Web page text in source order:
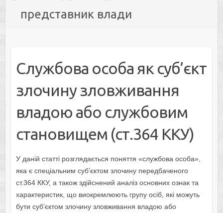
представник влади
Службова особа як суб’єкт
злочину зловживання
владою або службовим
становищем (ст.364 ККУ)
У даній статті розглядається поняття «службова особа»,
яка є спеціальним суб’єктом злочину передбаченого
ст.364 ККУ, а також здійснений аналіз основних ознак та
характеристик, що виокремлюють групу осіб, які можуть
бути суб’єктом злочину зловживання владою або